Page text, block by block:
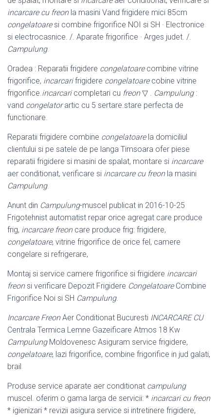
incarcare cu freonla masini Vand frigidere mici 85cm
congelatoaresi combine frigorifice NOI si SH · Electronice
si electrocasnice. /. Aparate frigorifice · Arges judet. /.
Campulung.
Oradea : Reparatii frigidere congelatoarecombine vitrine
frigorifice, incarcarifrigidere congelatoarecobine vitrine
frigorifice.incarcaricompletari cu freon▽ . Campulung:
vand congelatorartic cu 5 sertare.stare perfecta de
functionare.
Reparatii frigidere combine congelatoarela domiciliul
clientului si pe satele de pe langa Timsoara ofer piese
reparatii frigidere si masini de spalat, montare si incarcare
aer conditionat, verificare si incarcare cu freonla masini
Campulung.
Anunt din Campulung-muscel publicat in 2016-10-25
Frigotehnist automatist repar orice agregat care produce
frig, incarcare freoncare produce frig: frigidere,
congelatoare, vitrine frigorifice de orice fel, camere
congelare si refrigerare,
Montaj si service camere frigorifice si frigidere incarcari
freonsi verificare Depozit Frigidere CongelatoareCombine
Frigorifice Noi si SH Campulung.
Incarcare FreonAer Conditionat Bucuresti INCARCARE CU
Centrala Termica Lemne Gazeificare Atmos 18 Kw
CampulungMoldovenesc Asiguram service frigidere,
congelatoare, lazi frigorifice, combine frigorifice in jud galati,
brail
Produse service aparate aer conditionat campulung
muscel. oferim o gama larga de servicii: * incarcari cu freon
* igienizari * revizii asigura service si intretinere frigidere,